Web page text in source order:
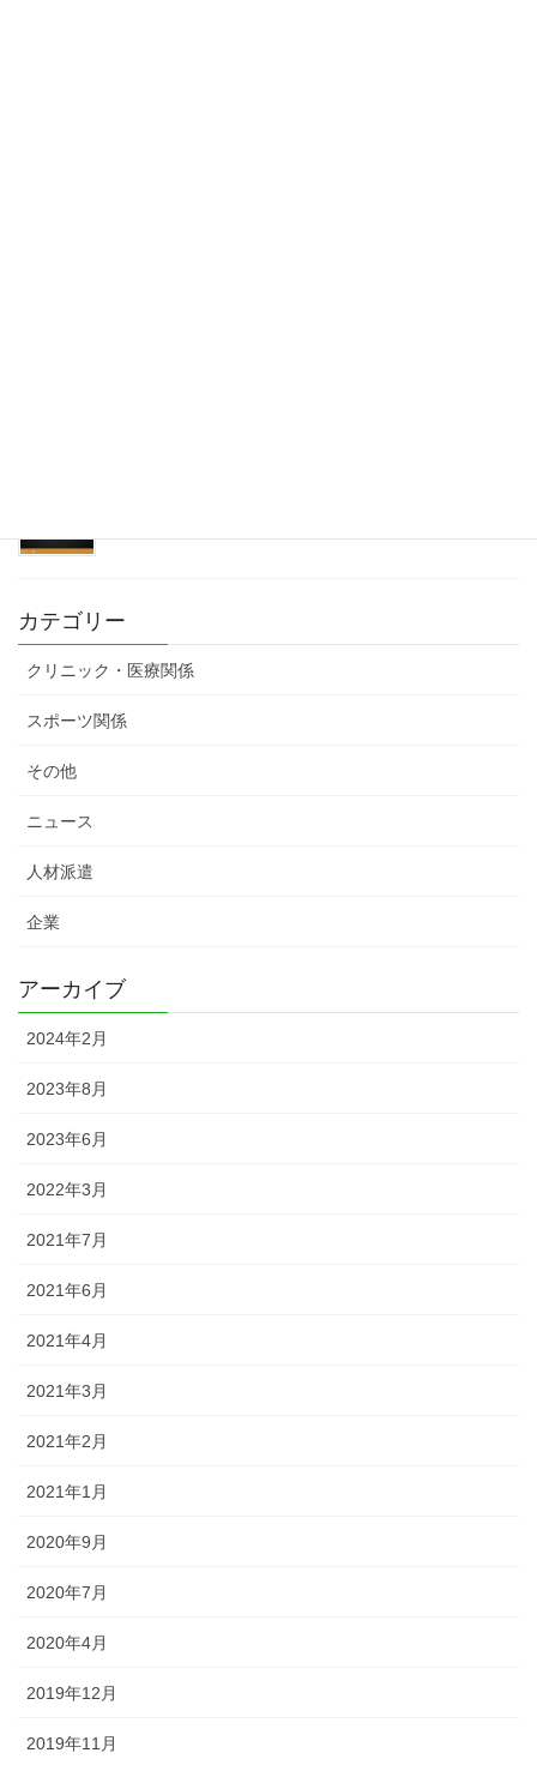
カテゴリー
クリニック・医療関係
スポーツ関係
その他
ニュース
人材派遣
企業
アーカイブ
2024年2月
2023年8月
2023年6月
2022年3月
2021年7月
2021年6月
2021年4月
2021年3月
2021年2月
2021年1月
2020年9月
2020年7月
2020年4月
2019年12月
2019年11月